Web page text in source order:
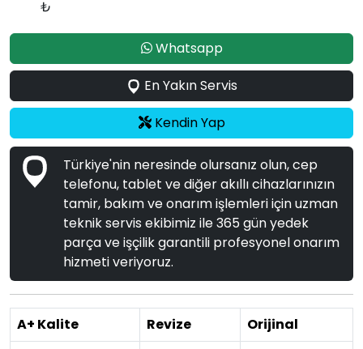
₺
Whatsapp
En Yakın Servis
Kendin Yap
Türkiye'nin neresinde olursanız olun, cep
telefonu, tablet ve diğer akıllı cihazlarınızın
tamir, bakım ve onarım işlemleri için uzman
teknik servis ekibimiz ile 365 gün yedek
parça ve işçilik garantili profesyonel onarım
hizmeti veriyoruz.
A+ Kalite Revize Orijinal